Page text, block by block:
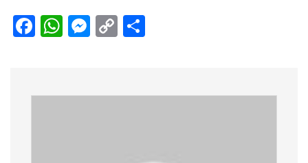
Facebook
WhatsApp
Messenger
Copy